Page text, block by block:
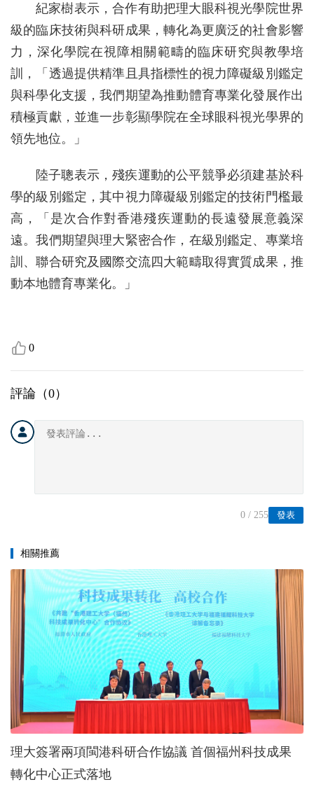
紀家樹表示，合作有助把理大眼科視光學院世界
級的臨床技術與科研成果，轉化為更廣泛的社會影響
力，深化學院在視障相關範疇的臨床研究與教學培
訓，「透過提供精準且具指標性的視力障礙級別鑑定
與科學化支援，我們期望為推動體育專業化發展作出
積極貢獻，並進一步彰顯學院在全球眼科視光學界的
領先地位。」
陸子聰表示，殘疾運動的公平競爭必須建基於科
學的級別鑑定，其中視力障礙級別鑑定的技術門檻最
高，「是次合作對香港殘疾運動的長遠發展意義深
遠。我們期望與理大緊密合作，在級別鑑定、專業培
訓、聯合研究及國際交流四大範疇取得實質成果，推
動本地體育專業化。」
0
評論（0）
發表
0 / 255
相關推薦
理大簽署兩項閩港科研合作協議 首個福州科技成果
轉化中心正式落地